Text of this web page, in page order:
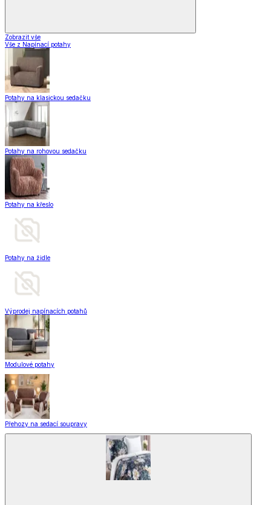
Zobrazit vše
Vše z Napínací potahy
Potahy na klasickou sedačku
Potahy na rohovou sedačku
Potahy na křeslo
Potahy na židle
Výprodej napínacích potahů
Modulové potahy
Přehozy na sedací soupravy